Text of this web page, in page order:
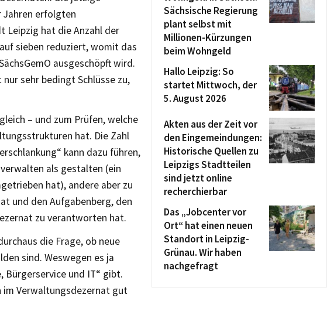
Jahren erfolgten
Leipzig hat die Anzahl der
sieben reduziert, womit das
ausgeschöpft wird.
sehr bedingt Schlüsse zu,
– und zum Prüfen, welche
hat. Die Zahl
kann dazu führen,
als gestalten (ein
hat), andere aber zu
und den Aufgabenberg, den
zu verantworten hat.
die Frage, ob neue
sind. Weswegen es ja
Bürgerservice und IT“ gibt.
im Verwaltungsdezernat gut
Sächsische Regierung
plant selbst mit
Millionen-Kürzungen
beim Wohngeld
Hallo Leipzig: So
startet Mittwoch, der
5. August 2026
Akten aus der Zeit vor
den Eingemeindungen:
Historische Quellen zu
Leipzigs Stadtteilen
sind jetzt online
recherchierbar
Das „Jobcenter vor
Ort“ hat einen neuen
Standort in Leipzig-
Grünau. Wir haben
nachgefragt